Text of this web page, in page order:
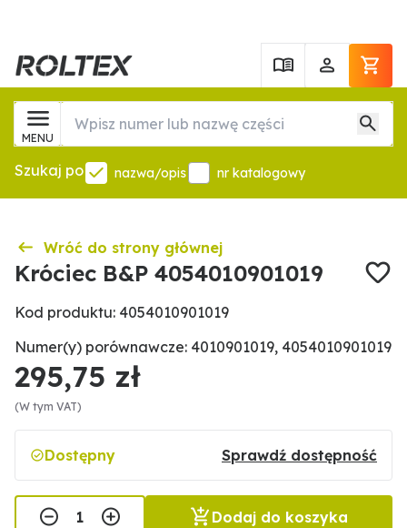
MENU
Szukaj po nazwa/opis nr katalogowy
Wróć do strony głównej
Króciec B&P 4054010901019
Kod produktu: 4054010901019
Numer(y) porównawcze: 4010901019, 4054010901019
295,75 zł
(W tym VAT)
Dostępny Sprawdź dostępność
Dodaj do koszyka